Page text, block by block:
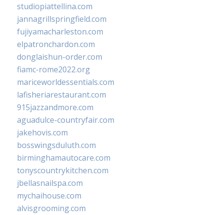
studiopiattellina.com
jannagrillspringfield.com
fujiyamacharleston.com
elpatronchardon.com
donglaishun-order.com
fiamc-rome2022.org
mariceworldessentials.com
lafisheriarestaurant.com
915jazzandmore.com
aguadulce-countryfair.com
jakehovis.com
bosswingsduluth.com
birminghamautocare.com
tonyscountrykitchen.com
jbellasnailspa.com
mychaihouse.com
alvisgrooming.com